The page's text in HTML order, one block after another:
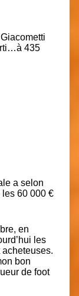
435
a selon
les 60 000 €
en
les
bon
de foot